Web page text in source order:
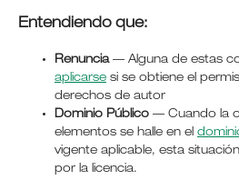
Entendiendo que:
Renuncia— Alguna de estas
aplicarsesi se obtiene el
derechos de autor
Dominio Público— Cuando la
elementos se halle en el
vigente aplicable, esta
por la licencia.